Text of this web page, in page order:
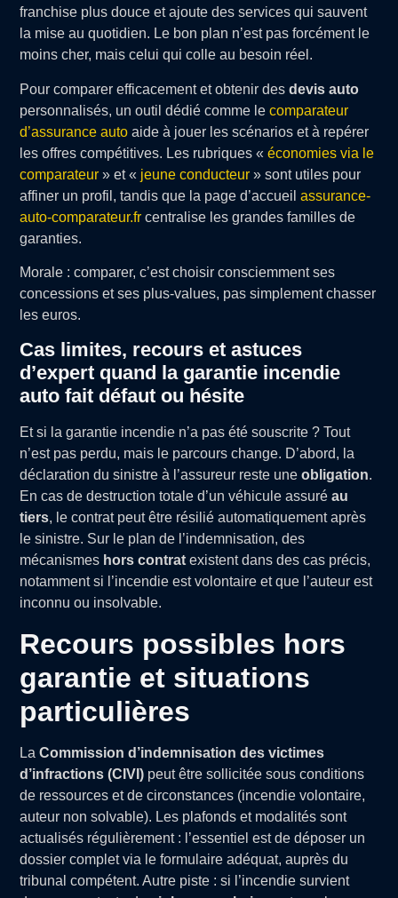
franchise plus douce et ajoute des services qui sauvent
la mise au quotidien. Le bon plan n’est pas forcément le
moins cher, mais celui qui colle au besoin réel.
Pour comparer efficacement et obtenir desdevis auto
personnalisés, un outil dédié comme lecomparateur
d’assurance auto aide à jouer les scénarios et à repérer
les offres compétitives. Les rubriques «économies via le
comparateur » et « jeune conducteur » sont utiles pour
affiner un profil, tandis que la page d’accueilassurance-
auto-comparateur.fr centralise les grandes familles de
garanties.
Morale : comparer, c’est choisir consciemment ses
concessions et ses plus-values, pas simplement chasser
les euros.
Cas limites, recours et astuces
d’expert quand la garantie incendie
auto fait défaut ou hésite
Et si la garantie incendie n’a pas été souscrite ? Tout
n’est pas perdu, mais le parcours change. D’abord, la
déclaration du sinistre à l’assureur reste uneobligation.
En cas de destruction totale d’un véhicule assuréau
tiers, le contrat peut être résilié automatiquement après
le sinistre. Sur le plan de l’indemnisation, des
mécanismes hors contrat existent dans des cas précis,
notamment si l’incendie est volontaire et que l’auteur est
inconnu ou insolvable.
Recours possibles hors
garantie et situations
particulières
LaCommission d’indemnisation des victimes
d’infractions (CIVI) peut être sollicitée sous conditions
de ressources et de circonstances (incendie volontaire,
auteur non solvable). Les plafonds et modalités sont
actualisés régulièrement : l’essentiel est de déposer un
dossier complet via le formulaire adéquat, auprès du
tribunal compétent. Autre piste : si l’incendie survient